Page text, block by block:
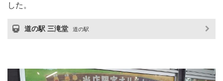
した。
道の駅 三滝堂 道の駅